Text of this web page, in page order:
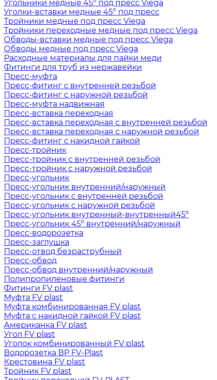
Угольники медные 45° под пресс Viega
Уголки-вставки медные 45° под пресс
Тройники медные под пресс Viega
Тройники переходные медные под пресс Viega
Обводы-вставки медные под пресс Viega
Обводы медные под пресс Viega
Расходные материалы для пайки меди
Фитинги для труб из нержавейки
Пресс-муфта
Пресс-фитинг с внутренней резьбой
Пресс-фитинг с наружной резьбой
Пресс-муфта надвижная
Пресс-вставка переходная
Пресс-вставка переходная с внутренней резьбой
Пресс-вставка переходная с наружной резьбой
Пресс-фитинг с накидной гайкой
Пресс-тройник
Пресс-тройник с внутренней резьбой
Пресс-тройник с наружной резьбой
Пресс-угольник
Пресс-угольник внутренний/наружный
Пресс-угольник с внутренней резьбой
Пресс-угольник с наружной резьбой
Пресс-угольник внутренный-внутренный45°
Пресс-угольник 45° внутренний/наружный
Пресс-водорозетка
Пресс-заглушка
Пресс-отвод безраструбный
Пресс-обвод
Пресс-обвод внутренний/наружный
Полипропиленовые фитинги
Фитинги FV plast
Муфта FV plast
Муфта комбинированная FV plast
Муфта с накидной гайкой FV plast
Американка FV plast
Угол FV plast
Уголок комбинированный FV plast
Водорозетка ВР FV-Plast
Крестовина FV plast
Тройник FV plast